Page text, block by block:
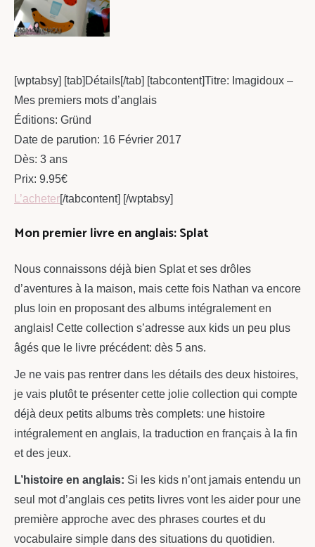
[wptabsy] [tab]Détails[/tab] [tabcontent]Titre: Imagidoux –
Mes premiers mots d’anglais
Éditions: Gründ
Date de parution: 16 Février 2017
Dès: 3 ans
Prix: 9.95€
L’acheter[/tabcontent] [/wptabsy]
Mon premier livre en anglais: Splat
Nous connaissons déjà bien Splat et ses drôles
d’aventures à la maison, mais cette fois Nathan va encore
plus loin en proposant des albums intégralement en
anglais! Cette collection s’adresse aux kids un peu plus
âgés que le livre précédent: dès 5 ans.
Je ne vais pas rentrer dans les détails des deux histoires,
je vais plutôt te présenter cette jolie collection qui compte
déjà deux petits albums très complets: une histoire
intégralement en anglais, la traduction en français à la fin
et des jeux.
L’histoire en anglais: Si les kids n’ont jamais entendu un
seul mot d’anglais ces petits livres vont les aider pour une
première approche avec des phrases courtes et du
vocabulaire simple dans des situations du quotidien.